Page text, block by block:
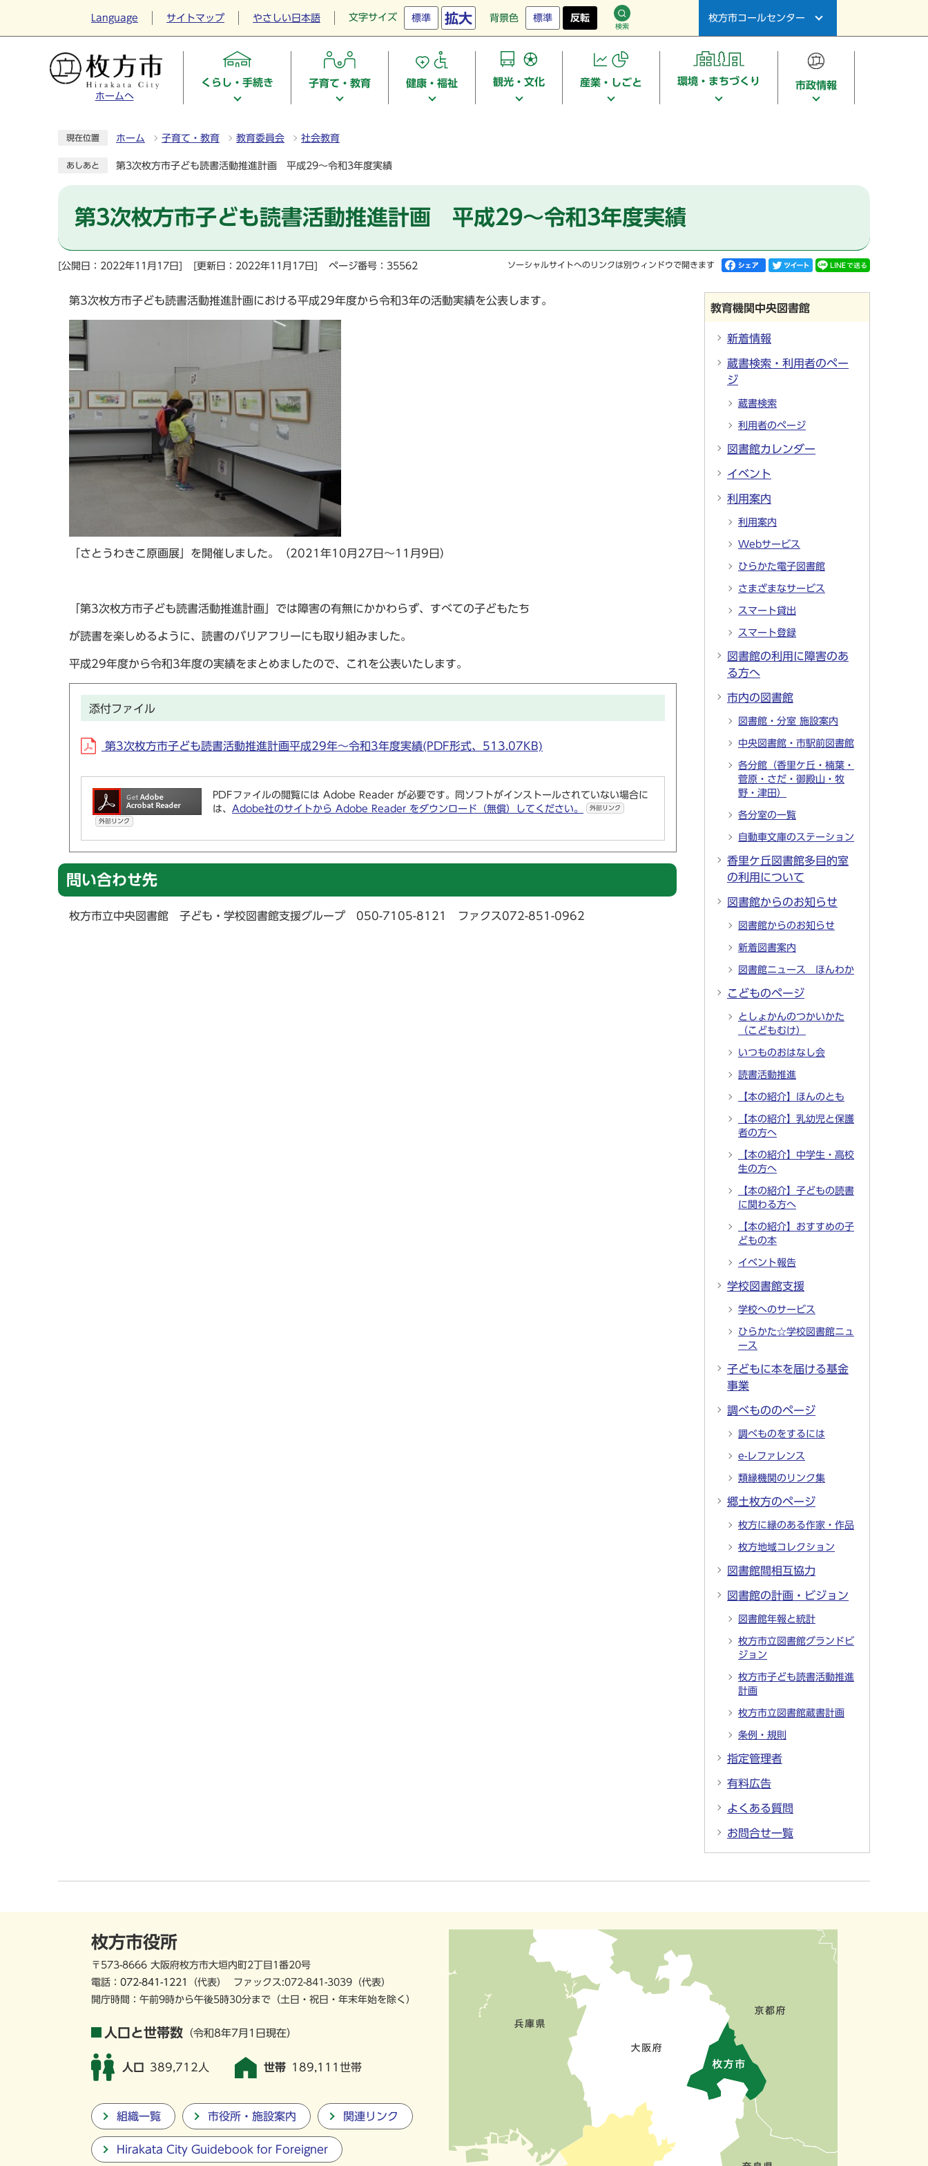
Language サイトマップ やさしい日本語 文字サイズ 標準 拡大 背景色 標準 反転
検索
枚方市コールセンター
ホームへ
くらし・手続き 子育て・教育 健康・福祉 観光・文化 産業・しごと 環境・まちづくり 市政情報
現在位置 ホーム 子育て・教育 教育委員会 社会教育
あしあと 第3次枚方市子ども読書活動推進計画 平成29～令和3年度実績
第3次枚方市子ども読書活動推進計画 平成29～令和3年度実績
[公開日：2022年11月17日] [更新日：2022年11月17日] ページ番号：35562 ソーシャルサイトへのリンクは別ウィンドウで開きます
第3次枚方市子ども読書活動推進計画における平成29年度から令和3年の活動実績を公表します。
「さとうわきこ原画展」を開催しました。（2021年10月27日～11月9日）
「第3次枚方市子ども読書活動推進計画」では障害の有無にかかわらず、すべての子どもたち
が読書を楽しめるように、読書のバリアフリーにも取り組みました。
平成29年度から令和3年度の実績をまとめましたので、これを公表いたします。
添付ファイル
第3次枚方市子ども読書活動推進計画平成29年～令和3年度実績(PDF形式、513.07KB)
外部リンク
PDFファイルの閲覧には Adobe Reader が必要です。同ソフトがインストールされていない場合に
は、 Adobe社のサイトから Adobe Reader をダウンロード（無償）してください。 外部リンク
問い合わせ先
枚方市立中央図書館 子ども・学校図書館支援グループ 050-7105-8121 ファクス072-851-0962
教育機関中央図書館
新着情報
蔵書検索・利用者のペー
ジ
蔵書検索
利用者のページ
図書館カレンダー
イベント
利用案内
利用案内
Webサービス
ひらかた電子図書館
さまざまなサービス
スマート貸出
スマート登録
図書館の利用に障害のあ
る方へ
市内の図書館
図書館・分室 施設案内
中央図書館・市駅前図書館
各分館（香里ケ丘・楠葉・
菅原・さだ・御殿山・牧
野・津田）
各分室の一覧
自動車文庫のステーション
香里ケ丘図書館多目的室
の利用について
図書館からのお知らせ
図書館からのお知らせ
新着図書案内
図書館ニュース ほんわか
こどものページ
としょかんのつかいかた
（こどもむけ）
いつものおはなし会
読書活動推進
【本の紹介】ほんのとも
【本の紹介】乳幼児と保護
者の方へ
【本の紹介】中学生・高校
生の方へ
【本の紹介】子どもの読書
に関わる方へ
【本の紹介】おすすめの子
どもの本
イベント報告
学校図書館支援
学校へのサービス
ひらかた☆学校図書館ニュ
ース
子どもに本を届ける基金
事業
調べもののページ
調べものをするには
e-レファレンス
類縁機関のリンク集
郷土枚方のページ
枚方に縁のある作家・作品
枚方地域コレクション
図書館間相互協力
図書館の計画・ビジョン
図書館年報と統計
枚方市立図書館グランドビ
ジョン
枚方市子ども読書活動推進
計画
枚方市立図書館蔵書計画
条例・規則
指定管理者
有料広告
よくある質問
お問合せ一覧
枚方市役所
〒573-8666 大阪府枚方市大垣内町2丁目1番20号
電話： 072-841-1221 （代表） ファックス:072-841-3039（代表）
開庁時間：午前9時から午後5時30分まで （土日・祝日・年末年始を除く）
人口と世帯数 （令和8年7月1日現在）
人口 389,712人 世帯 189,111世帯
組織一覧 市役所・施設案内 関連リンク
Hirakata City Guidebook for Foreigner